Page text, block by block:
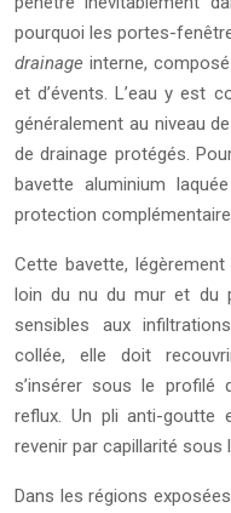
pourquoi les portes-
drainage interne,
et d’évents. L’eau y est
généralement au niveau
de drainage protégés.
bavette aluminium
protection
Cette bavette, légèrement
loin du nu du mur et du
sensibles aux
collée, elle doit
s’insérer sous le
reflux. Un pli anti-goutte
revenir par capillarité sous
Dans les régions